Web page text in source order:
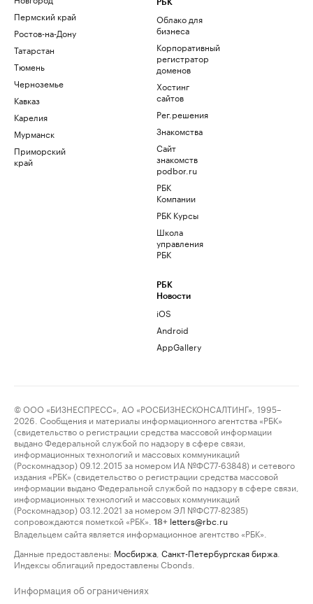
Пермский край
Ростов-на-Дону
Татарстан
Тюмень
Черноземье
Кавказ
Карелия
Мурманск
Приморский
край
РБК
Облако для
бизнеса
Корпоративный
регистратор
доменов
Хостинг
сайтов
Рег.решения
Знакомства
Сайт
знакомств
podbor.ru
РБК
Компании
РБК Курсы
Школа
управления
РБК
РБК
Новости
iOS
Android
AppGallery
© ООО «БИЗНЕСПРЕСС», АО «РОСБИЗНЕСКОНСАЛТИНГ», 1995–
2026. Сообщения и материалы информационного агентства «РБК»
(свидетельство о регистрации средства массовой информации
выдано Федеральной службой по надзору в сфере связи,
информационных технологий и массовых коммуникаций
(Роскомнадзор) 09.12.2015 за номером ИА №ФС77-63848) и сетевого
издания «РБК» (свидетельство о регистрации средства массовой
информации выдано Федеральной службой по надзору в сфере связи,
информационных технологий и массовых коммуникаций
(Роскомнадзор) 03.12.2021 за номером ЭЛ №ФС77-82385)
сопровождаются пометкой «РБК».
18+ letters@rbc.ru
Владельцем сайта является информационное агентство «РБК».
Данные предоставлены: Мосбиржа Санкт-Петербургская биржа
Индексы облигаций предоставлены Cbonds.
Информация об ограничениях